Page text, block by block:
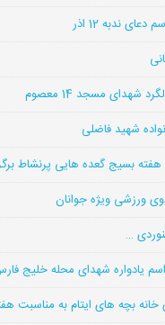
ندبه 12 اذر
شهدای مسجد 14 معصوم
شهید فاضلی
بسیج گعده هایی پرنشاط
ورزشی ویژه جوانان
…
یادواره شهدای محله خلیج
بچه های ایتام به مناسبت